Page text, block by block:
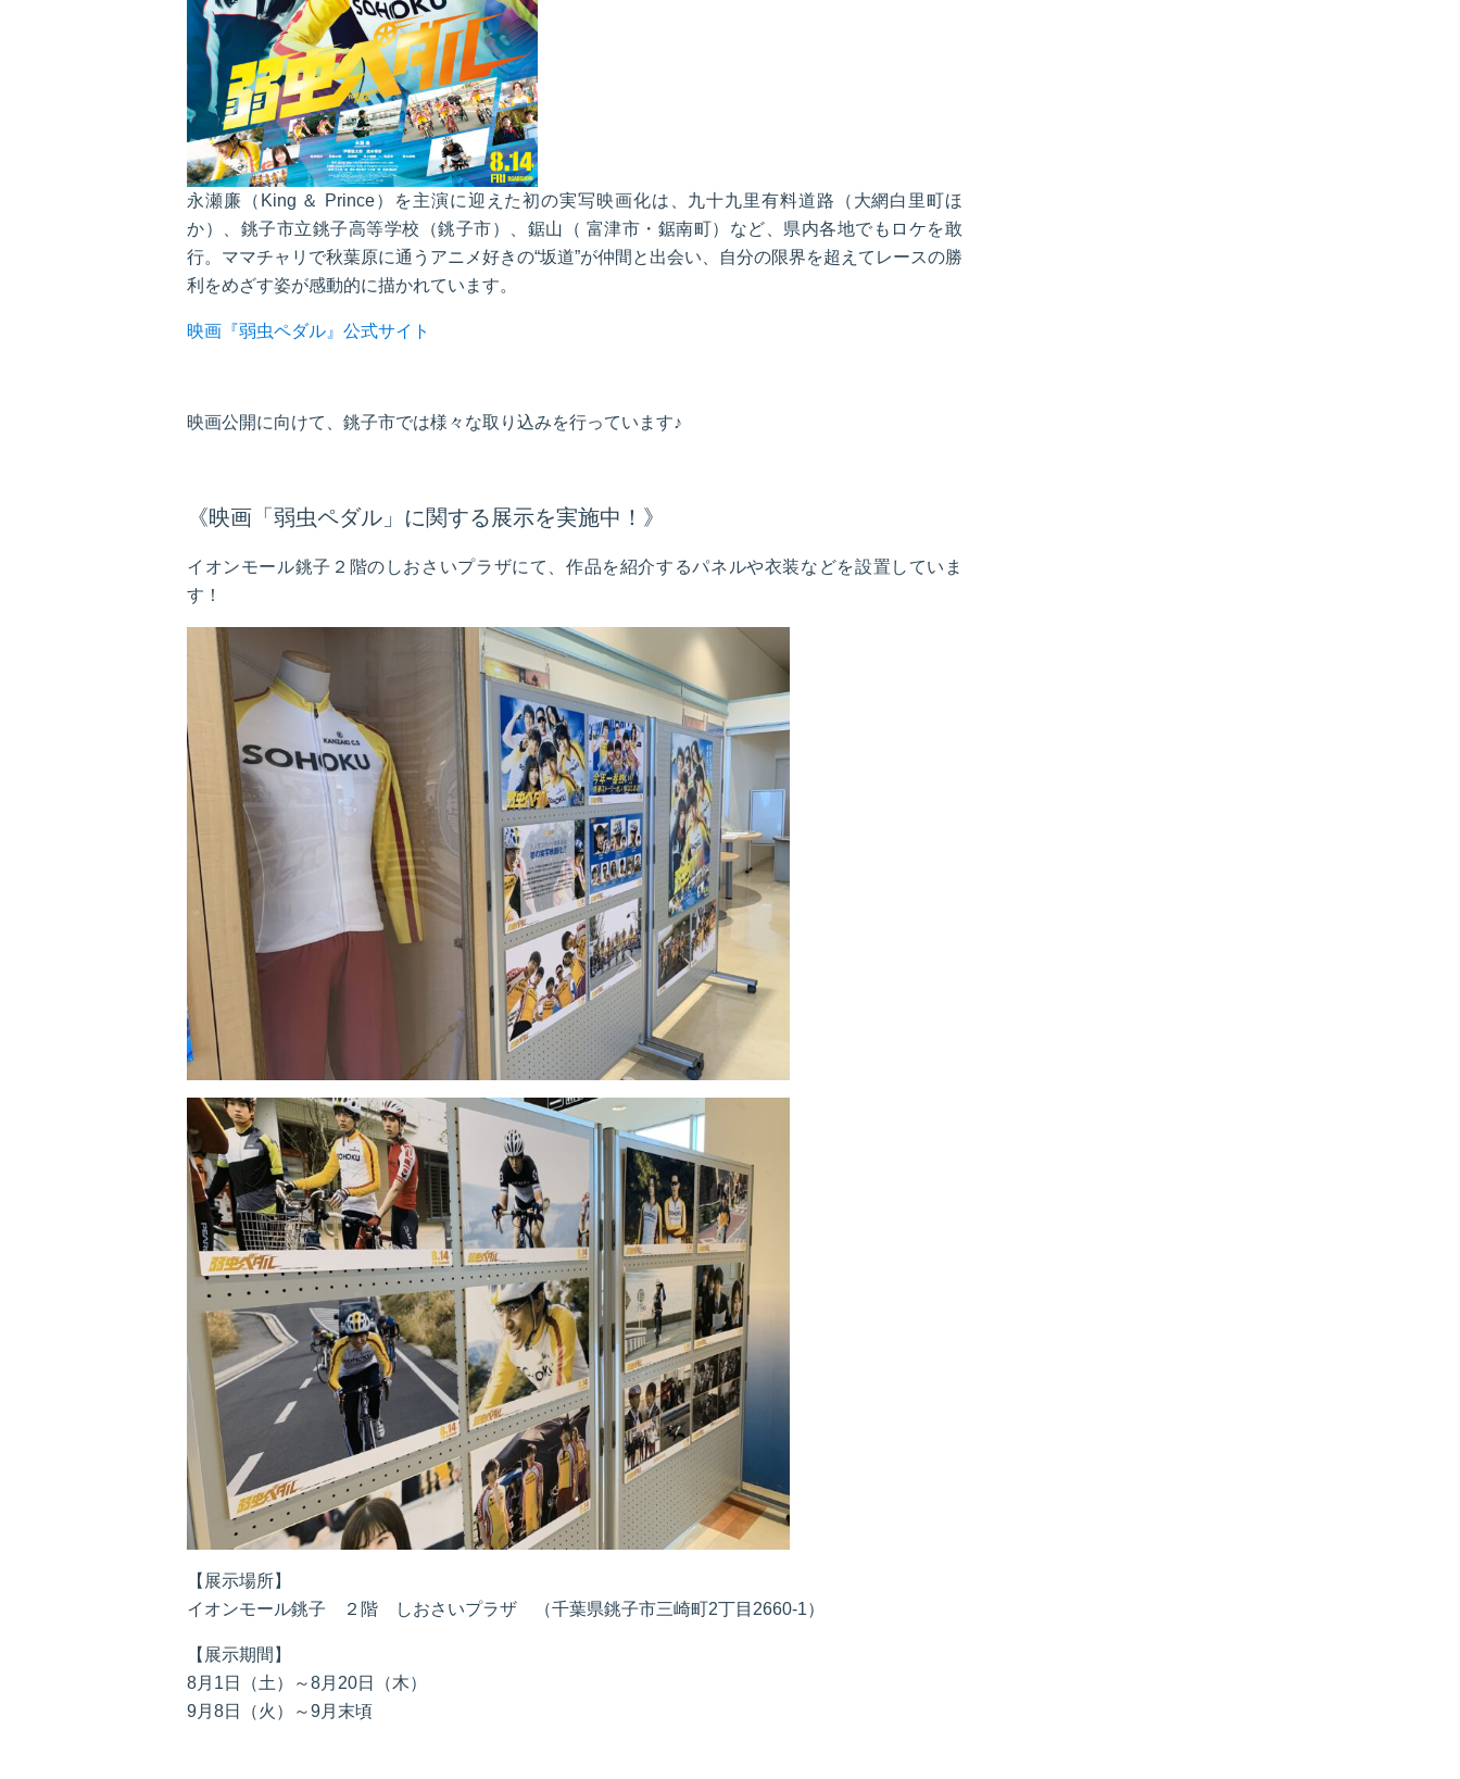
永瀬廉（King ＆ Prince）を主演に迎えた初の実写映画化は、九十九里有料道路（大網白里町ほ
か）、銚子市立銚子高等学校（銚子市）、鋸山（ 富津市・鋸南町）など、県内各地でもロケを敢
行。ママチャリで秋葉原に通うアニメ好きの“坂道”が仲間と出会い、自分の限界を超えてレースの勝
利をめざす姿が感動的に描かれています。
映画『弱虫ペダル』公式サイト
映画公開に向けて、銚子市では様々な取り込みを行っています♪
《映画「弱虫ペダル」に関する展示を実施中！》
イオンモール銚子２階のしおさいプラザにて、作品を紹介するパネルや衣装などを設置していま
す！
【展示場所】
イオンモール銚子 ２階 しおさいプラザ （千葉県銚子市三崎町2丁目2660-1）
【展示期間】
8月1日（土）～8月20日（木）
9月8日（火）～9月末頃